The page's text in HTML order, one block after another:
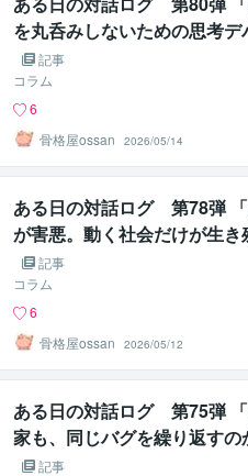
を丸呑みしないための思考デ
記事
コラム
6
骨格屋ossan
2026/05/14
ある日の対話ログ 第78弾
が害悪。動く社会だけが生き
記事
コラム
6
骨格屋ossan
2026/05/12
ある日の対話ログ 第75弾
家も、同じバグを繰り返すの
記事